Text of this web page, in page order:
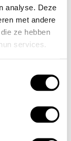
analyse. Deze
met andere
ze hebben
services.